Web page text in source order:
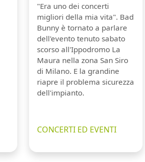
"Era uno dei concerti
migliori della mia vita". Bad
Bunny è tornato a parlare
dell'evento tenuto sabato
scorso all'Ippodromo La
Maura nella zona San Siro
di Milano. E la grandine
riapre il problema sicurezza
dell'impianto.
CONCERTI ED EVENTI